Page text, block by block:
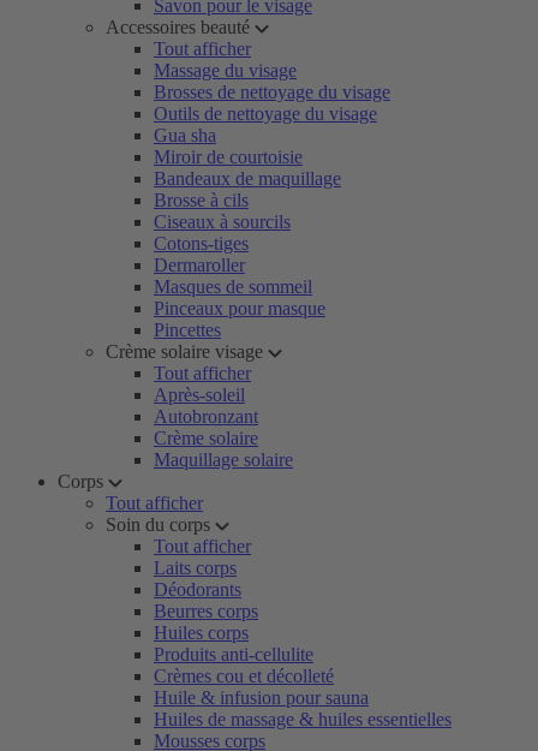
Savon pour le visage
Accessoires beauté
Tout afficher
Massage du visage
Brosses de nettoyage du visage
Outils de nettoyage du visage
Gua sha
Miroir de courtoisie
Bandeaux de maquillage
Brosse à cils
Ciseaux à sourcils
Cotons-tiges
Dermaroller
Masques de sommeil
Pinceaux pour masque
Pincettes
Crème solaire visage
Tout afficher
Après-soleil
Autobronzant
Crème solaire
Maquillage solaire
Corps
Tout afficher
Soin du corps
Tout afficher
Laits corps
Déodorants
Beurres corps
Huiles corps
Produits anti-cellulite
Crèmes cou et décolleté
Huile & infusion pour sauna
Huiles de massage & huiles essentielles
Mousses corps